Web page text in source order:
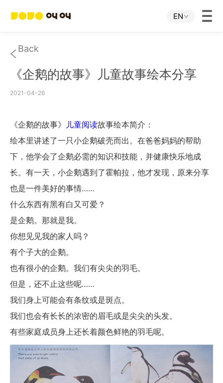
EN
Home
JOJO APP
About Us
Download
Back
《企鹅的故事》儿童故事绘本分享
2021-04-26
《企鹅的故事》 儿童阅读故事绘本简介：
绘本里讲述了一只小企鹅破壳而出。在爸爸妈妈的帮助
下，他学会了企鹅必需的知识和技能，并健康快乐地成
长。有一天，小企鹅遇到了霍帕拉，他才发现，原来分享
也是一件美好的事情……
什么东西有黑有白又可爱？
是企鹅。那就是我。
你想见见我的家人吗？
有个子大的企鹅。
也有很小的企鹅。我们有尖尖的羽毛。
但是，还不止这些呢……
我们身上可能会有条纹或是斑点。
我们也会有长长的浓密的眉毛或是尖尖的头发。
有些家庭成员身上还长着颜色鲜艳的羽毛呢。